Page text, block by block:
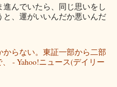
進んでいたら、同じ思いをし
、運がいいんだか悪いんだ
らない。東証一部から二部
- Yahoo!ニュース(デイリー